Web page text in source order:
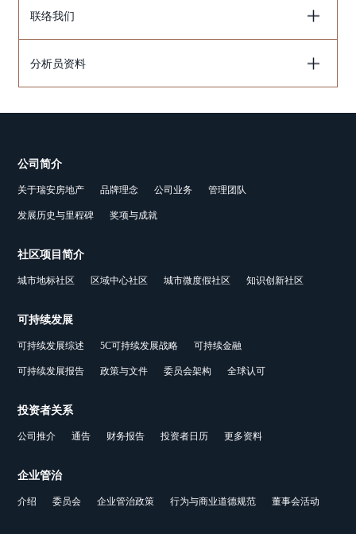
联络我们
分析员资料
公司简介
关于瑞安房地产 品牌理念 公司业务 管理团队
发展历史与里程碑 奖项与成就
社区项目简介
城市地标社区 区域中心社区 城市微度假社区 知识创新社区
可持续发展
可持续发展综述 5C可持续发展战略 可持续金融
可持续发展报告 政策与文件 委员会架构 全球认可
投资者关系
公司推介 通告 财务报告 投资者日历 更多资料
企业管治
介绍 委员会 企业管治政策 行为与商业道德规范 董事会活动